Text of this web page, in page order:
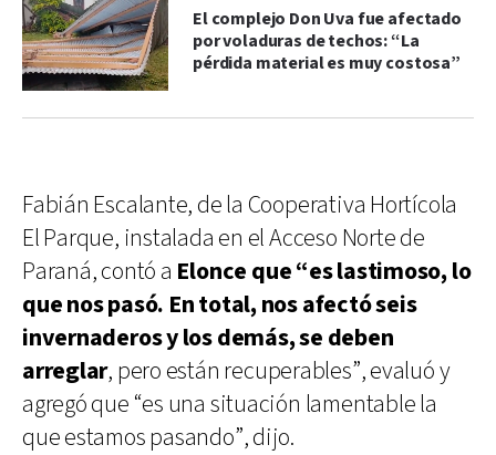
El complejo Don Uva fue afectado
por voladuras de techos: “La
pérdida material es muy costosa”
Fabián Escalante, de la Cooperativa Hortícola
El Parque, instalada en el Acceso Norte de
Paraná, contó a Elonce que “es lastimoso, lo
que nos pasó. En total, nos afectó seis
invernaderos y los demás, se deben
arreglar, pero están recuperables”, evaluó y
agregó que “es una situación lamentable la
que estamos pasando”, dijo.